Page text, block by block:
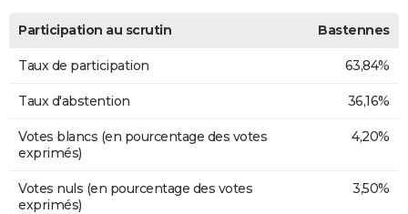
Participation au scrutin Bastennes
Taux de participation 63,84%
Taux d'abstention 36,16%
Votes blancs (en pourcentage des votes
exprimés)
4,20%
Votes nuls (en pourcentage des votes
exprimés)
3,50%